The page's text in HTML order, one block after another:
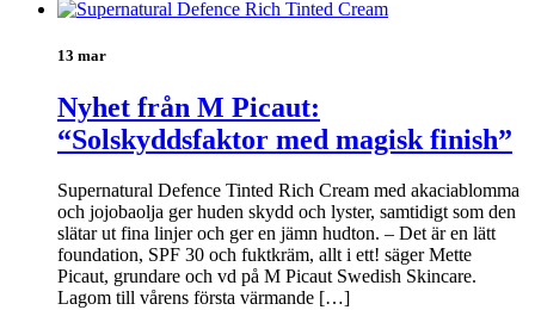
13 mar
Nyhet från M Picaut:
“Solskyddsfaktor med magisk finish”
Supernatural Defence Tinted Rich Cream med akaciablomma
och jojobaolja ger huden skydd och lyster, samtidigt som den
slätar ut fina linjer och ger en jämn hudton. – Det är en lätt
foundation, SPF 30 och fuktkräm, allt i ett! säger Mette
Picaut, grundare och vd på M Picaut Swedish Skincare.
Lagom till vårens första värmande […]